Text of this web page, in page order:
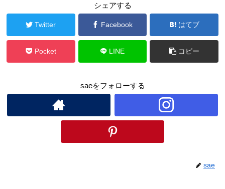
シェアする
Twitter Facebook はてブ
Pocket LINE コピー
saeをフォローする
sae